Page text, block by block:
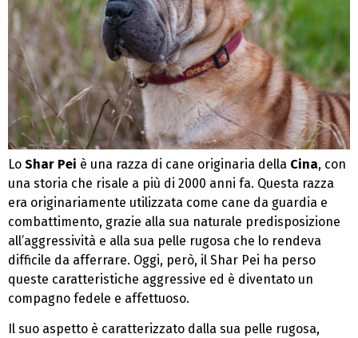
Lo Shar Pei è una razza di cane originaria della Cina, con
una storia che risale a più di 2000 anni fa. Questa razza
era originariamente utilizzata come cane da guardia e
combattimento, grazie alla sua naturale predisposizione
all’aggressività e alla sua pelle rugosa che lo rendeva
difficile da afferrare. Oggi, però, il Shar Pei ha perso
queste caratteristiche aggressive ed è diventato un
compagno fedele e affettuoso.
Il suo aspetto è caratterizzato dalla sua pelle rugosa,